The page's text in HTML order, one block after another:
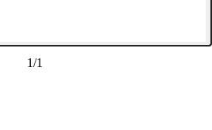
1/1